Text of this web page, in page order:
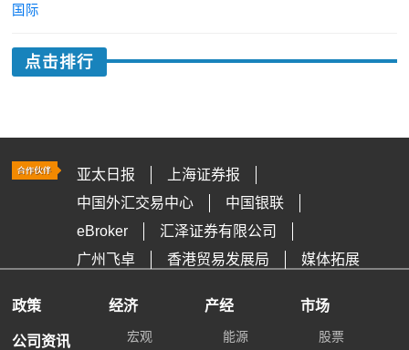
国际
点击排行
亚太日报
上海证券报
中国外汇交易中心
中国银联
eBroker
汇泽证券有限公司
广州飞卓
香港贸易发展局 媒体拓展
政策
公司资讯
经济
宏观
产经
能源
市场
股票